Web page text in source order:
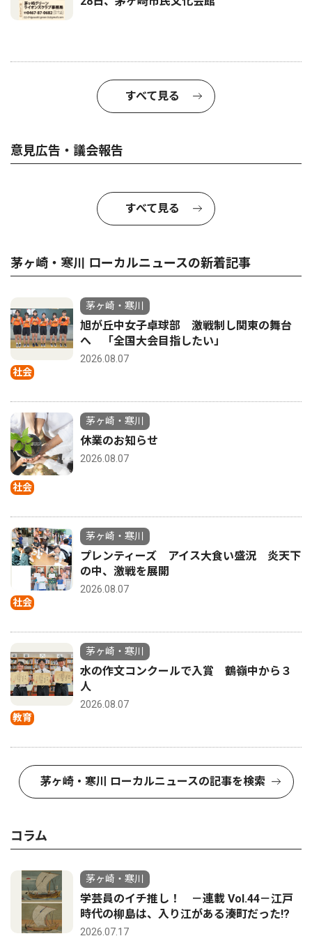
すべて見る
意見広告・議会報告
すべて見る
茅ヶ崎・寒川 ローカルニュースの新着記事
社会
茅ヶ崎・寒川
旭が丘中女子卓球部 激戦制し関東の舞台
へ 「全国大会目指したい」
2026.08.07
社会
茅ヶ崎・寒川
休業のお知らせ
2026.08.07
社会
茅ヶ崎・寒川
プレンティーズ アイス大食い盛況 炎天下
の中、激戦を展開
2026.08.07
教育
茅ヶ崎・寒川
水の作文コンクールで入賞 鶴嶺中から３
人
2026.08.07
茅ヶ崎・寒川 ローカルニュースの記事を検索
コラム
茅ヶ崎・寒川
学芸員のイチ推し！ －連載 Vol.44－江戸
時代の柳島は、入り江がある湊町だった!?
2026.07.17